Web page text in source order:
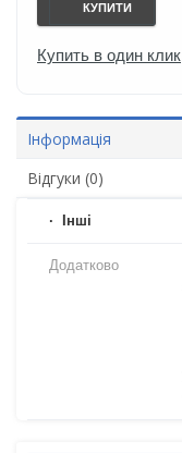
КУПИТИ
Купить в один клик
Інформація
Відгуки (0)
Iнші
Додатково